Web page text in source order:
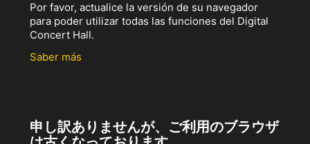
Por favor, actualice la versión de su navegador
para poder utilizar todas las funciones del Digital
Concert Hall.
Saber más
申し訳ありませんが、ご利用のブラウザ